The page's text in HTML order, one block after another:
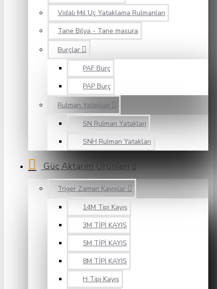
Vidalı Mil Uç Yataklama Rulmanları
Tane Bilya - Tane masura
Burçlar
PAF Burç
PAP Burç
Rulman Yatakları
SN Rulman Yatakları
SNH Rulman Yatakları
Güç Aktarım Ürünleri
Triger Zaman Kayışlar
14M Tipi Kayış
3M TİPİ KAYIŞ
5M TİPİ KAYIŞ
8M TİPİ KAYIŞ
H Tipi Kayış